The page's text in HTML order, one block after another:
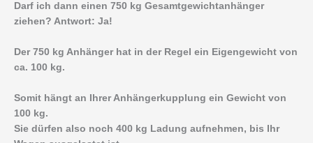
Darf ich dann einen 750 kg Gesamtgewichtanhänger
ziehen? Antwort: Ja!
Der 750 kg Anhänger hat in der Regel ein Eigengewicht von
ca. 100 kg.
Somit hängt an Ihrer Anhängerkupplung ein Gewicht von
100 kg.
Sie dürfen also noch 400 kg Ladung aufnehmen, bis Ihr